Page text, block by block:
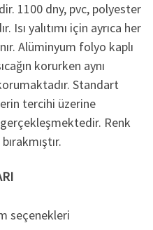
1100 dny, pvc, polyester
Isı yalıtımı için ayrıca her
Alüminyum folyo kaplı
korurken aynı
Standart
tercihi üzerine
Renk
seçenekleri